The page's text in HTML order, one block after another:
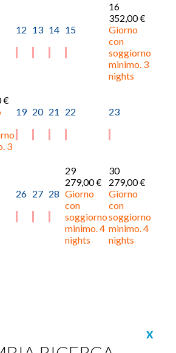
12 13 14 15
16
352,00 €
Giorno
con
soggiorno
minimo. 3
nights
€
3
19 20 21 22 23
26 27 28
29
279,00 €
Giorno
con
soggiorno
minimo. 4
nights
30
279,00 €
Giorno
con
soggiorno
minimo. 4
nights
X